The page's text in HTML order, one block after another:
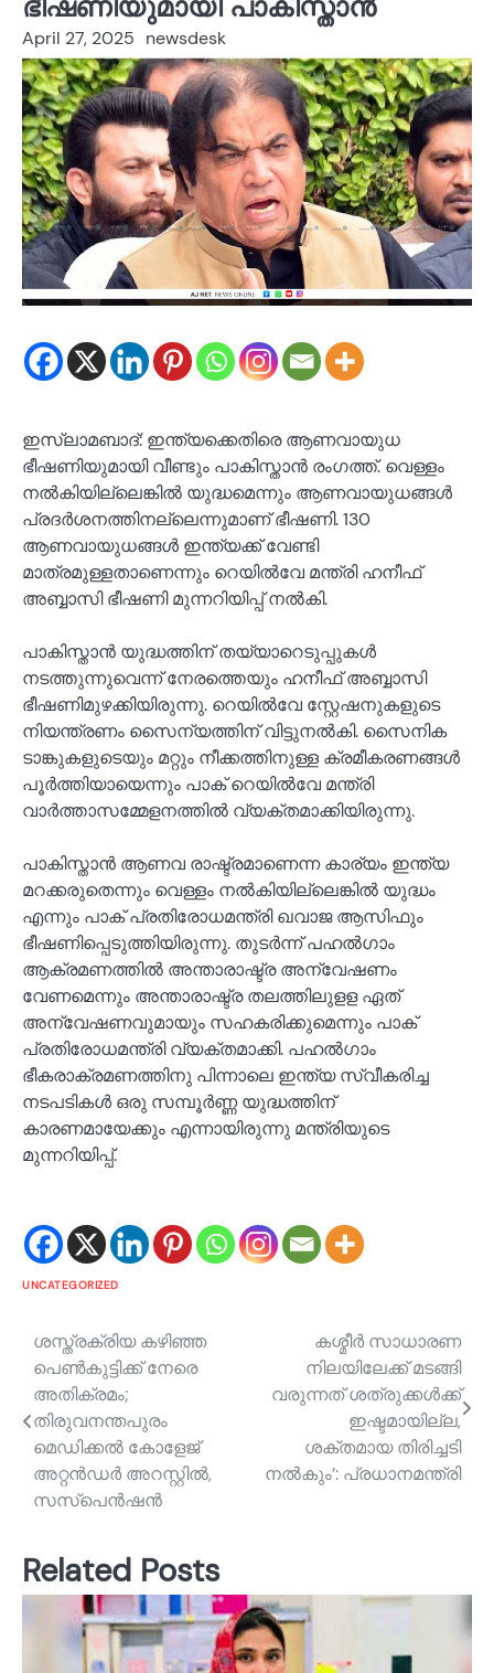
April 27, 2025 newsdesk
ഇസ്ലാമബാദ്: ഇന്ത്യക്കെതിരെ ആണവായുധ
ഭീഷണിയുമായി വീണ്ടും പാകിസ്താൻ രംഗത്ത്. വെള്ളം
നൽകിയില്ലെങ്കിൽ യുദ്ധമെന്നും ആണവായുധങ്ങൾ
പ്രദർശനത്തിനല്ലെന്നുമാണ് ഭീഷണി. 130
ആണവായുധങ്ങൾ ഇന്ത്യക്ക് വേണ്ടി
മാത്രമുള്ളതാണെന്നും റെയിൽവേ മന്ത്രി ഹനീഫ്
അബ്ബാസി ഭീഷണി മുന്നറിയിപ്പ് നൽകി.
പാകിസ്താൻ യുദ്ധത്തിന് തയ്യാറെടുപ്പുകൾ
നടത്തുന്നുവെന്ന് നേരത്തെയും ഹനീഫ് അബ്ബാസി
ഭീഷണിമുഴക്കിയിരുന്നു. റെയിൽവേ സ്റ്റേഷനുകളുടെ
നിയന്ത്രണം സൈന്യത്തിന് വിട്ടുനൽകി. സൈനിക
ടാങ്കുകളുടെയും മറ്റും നീക്കത്തിനുള്ള ക്രമീകരണങ്ങൾ
പൂർത്തിയായെന്നും പാക് റെയിൽവേ മന്ത്രി
വാർത്താസമ്മേളനത്തിൽ വ്യക്തമാക്കിയിരുന്നു.
പാകിസ്താന്‍ ആണവ രാഷ്ട്രമാണെന്ന കാര്യം ഇന്ത്യ
മറക്കരുതെന്നും വെള്ളം നൽകിയില്ലെങ്കിൽ യുദ്ധം
എന്നും പാക് പ്രതിരോധമന്ത്രി ഖവാജ ആസിഫും
ഭീഷണിപ്പെടുത്തിയിരുന്നു. തുടർന്ന് പഹല്‍ഗാം
ആക്രമണത്തില്‍ അന്താരാഷ്ട്ര അന്വേഷണം
വേണമെന്നും അന്താരാഷ്ട്ര തലത്തിലുളള ഏത്
അന്വേഷണവുമായും സഹകരിക്കുമെന്നും പാക്
പ്രതിരോധമന്ത്രി വ്യക്തമാക്കി. പഹല്‍ഗാം
ഭീകരാക്രമണത്തിനു പിന്നാലെ ഇന്ത്യ സ്വീകരിച്ച
നടപടികള്‍ ഒരു സമ്പൂര്‍ണ്ണ യുദ്ധത്തിന്
കാരണമായേക്കും എന്നായിരുന്നു മന്ത്രിയുടെ
മുന്നറിയിപ്പ്.
UNCATEGORIZED
Post
navigation
ശസ്ത്രക്രിയ കഴിഞ്ഞ
പെൺകുട്ടിക്ക് നേരെ
അതിക്രമം;
തിരുവനന്തപുരം
മെഡിക്കൽ കോളേജ്
അറ്റൻഡർ അറസ്റ്റിൽ,
സസ്പെൻഷൻ
കശ്മീർ സാധാരണ
നിലയിലേക്ക് മടങ്ങി
വരുന്നത് ശത്രുക്കൾക്ക്
ഇഷ്ടമായില്ല,
ശക്തമായ തിരിച്ചടി
നല്‍കും’: പ്രധാനമന്ത്രി
Related Posts